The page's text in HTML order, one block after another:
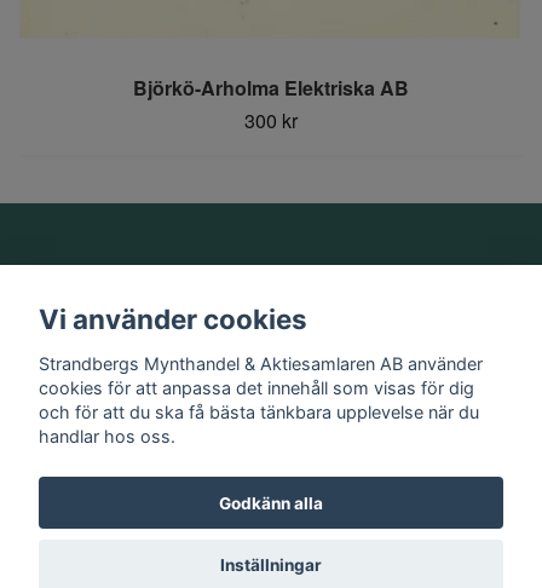
Björkö-Arholma Elektriska AB
300 kr
Information
Sociala medier
© 2026 Strandbergs Mynthandel & Aktiesamlaren AB
Vi använder cookies
Strandbergs Mynthandel & Aktiesamlaren AB använder
cookies för att anpassa det innehåll som visas för dig
och för att du ska få bästa tänkbara upplevelse när du
handlar hos oss.
Godkänn alla
Inställningar